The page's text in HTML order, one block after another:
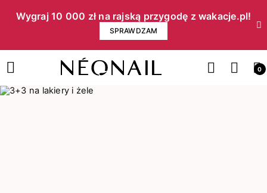
Wygraj 10 000 zł na rajską przygodę z wakacje.pl!​
SPRAWDZAM
0